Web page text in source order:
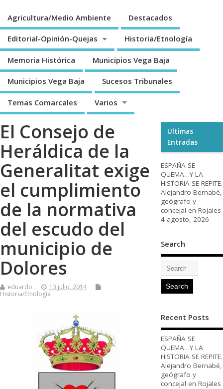
Agricultura/Medio Ambiente Destacados
Editorial-Opinión-Quejas Historia/Etnología
Memoria Histórica Municipios Vega Baja
Municipios Vega Baja Sucesos Tribunales
Temas Comarcales Varios
El Consejo de
Heráldica de la
Generalitat exige
el cumplimiento
de la normativa
del escudo del
municipio de
Dolores
eduardo
13 julio, 2014
Historia/Etnología
Ultimas
Entradas
ESPAÑA SE
QUEMA…Y LA
HISTORIA SE REPITE.
Alejandro Bernabé,
geógrafo y
concejal en Rojales
4 agosto, 2026
Search
Recent Posts
ESPAÑA SE
QUEMA…Y LA
HISTORIA SE REPITE.
Alejandro Bernabé,
geógrafo y
concejal en Rojales